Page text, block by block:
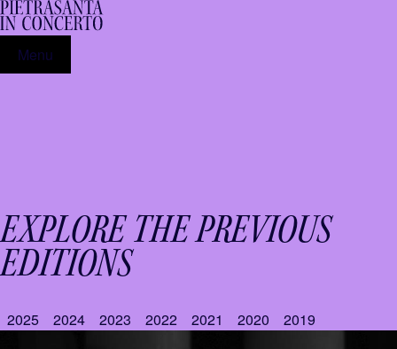
Menu
EXPLORE THE PREVIOUS
EDITIONS
2025 2024 2023 2022 2021 2020 2019